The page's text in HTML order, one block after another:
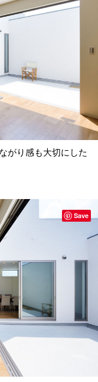
がり感も大切にした
Save